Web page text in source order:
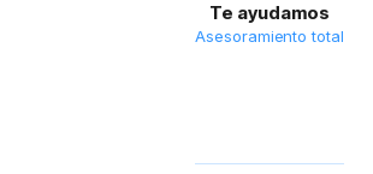
Te ayudamos
Asesoramiento total